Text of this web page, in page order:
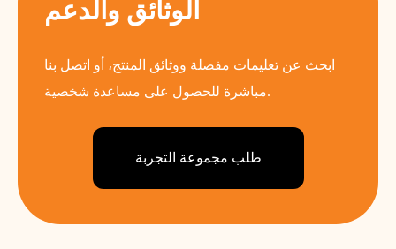
الوثائق والدعم
ابحث عن تعليمات مفصلة ووثائق المنتج، أو اتصل بنا
مباشرة للحصول على مساعدة شخصية.
طلب مجموعة التجربة